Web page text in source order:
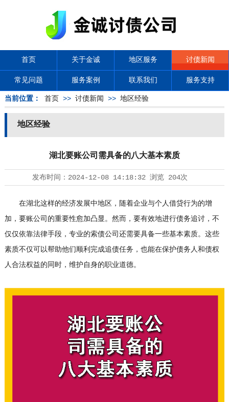
首页 关于金诚 地区服务 讨债新闻
常见问题 服务案例 联系我们 服务支持
当前位置： 首页 >> 讨债新闻 >> 地区经验
地区经验
湖北要账公司需具备的八大基本素质
发布时间： 2024-12-08 14:18:32浏览 204次
在湖北这样的经济发展中地区，随着企业与个人借贷行为的增
加，要账公司的重要性愈加凸显。然而，要有效地进行债务追讨，不
仅仅依靠法律手段，专业的索债公司还需要具备一些基本素质。这些
素质不仅可以帮助他们顺利完成追债任务，也能在保护债务人和债权
人合法权益的同时，维护自身的职业道德。